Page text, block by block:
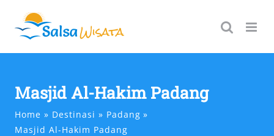
content
Masjid Al-Hakim Padang
Home Destinasi
Padang
Masjid Al-Hakim Padang